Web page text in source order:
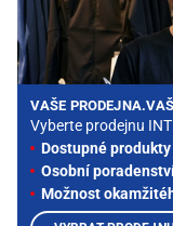
VAŠE
Vyberte prodejnu
Dostupné
Osobní
Možnost